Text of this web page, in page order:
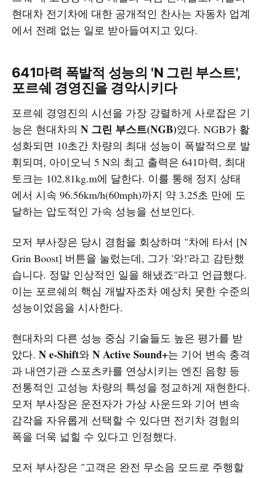
현대차 전기차에 대한 공개적인 찬사는 자동차 업계
에서 전례 없는 일로 받아들여지고 있다.
641마력 폭발적 성능의 'N 그린 부스트',
포르쉐 경영진을 경악시키다
포르쉐 경영진의 시선을 가장 강렬하게 사로잡은 기
능은 현대차의 N 그린 부스트(NGB)였다. NGB가 활
성화되면 10초간 차량의 최대 성능이 폭발적으로 발
휘되며, 아이오닉 5 N의 최고 출력은 641마력, 최대
토크는 102.81kg.m에 달한다. 이를 통해 정지 상태
에서 시속 96.56km/h(60mph)까지 약 3.25초 만에 도
달하는 압도적인 가속 성능을 선보인다.
모저 부사장은 당시 경험을 회상하며 "차에 타서 [N
Grin Boost] 버튼을 눌렀는데, 그가 '와!'라고 감탄했
습니다. 정말 인상적인 일을 해냈죠"라고 언급했다.
이는 포르쉐의 핵심 개발자조차 예상치 못한 수준의
성능이었음을 시사한다.
현대차의 다른 성능 중심 기술들도 높은 평가를 받
았다. N e-Shift와 N Active Sound+는 기어 변속 충격
과 내연기관 스포츠카를 연상시키는 엔진 음향 등
전통적인 고성능 차량의 특성을 정교하게 재현한다.
모저 부사장은 운전자가 가상 사운드와 기어 변속
감각을 자유롭게 선택할 수 있다면 전기차 경험의
폭을 더욱 넓힐 수 있다고 인정했다.
모저 부사장은 "고객은 완전 무소음 모드로 주행할